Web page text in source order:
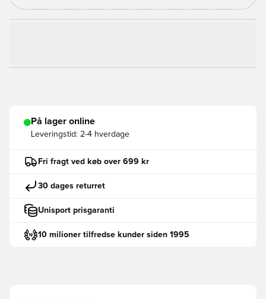
På lager online
Leveringstid: 2-4 hverdage
Fri fragt ved køb over 699 kr
30 dages returret
Unisport prisgaranti
10 milioner tilfredse kunder siden 1995